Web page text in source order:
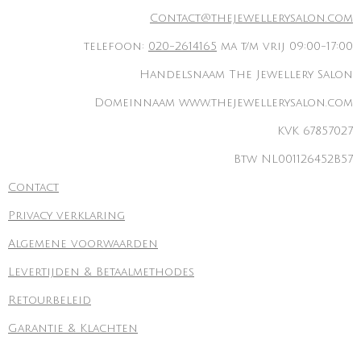
Contact@thejewellerysalon.com
telefoon: 020-2614165 ma t/m vrij 09:00-17:00
Handelsnaam The Jewellery Salon
Domeinnaam www.thejewellerysalon.com
KVK 67857027
Btw NL001126452B57
Contact
Privacy verklaring
Algemene voorwaarden
Levertijden & Betaalmethodes
Retourbeleid
Garantie & Klachten